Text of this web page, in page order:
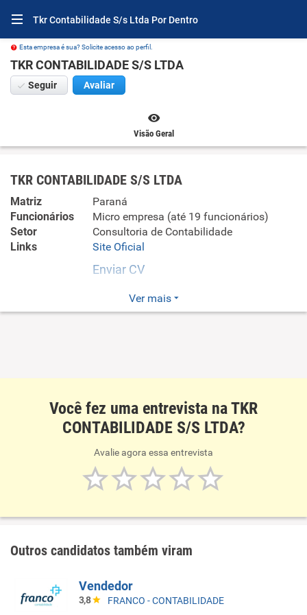
Tkr Contabilidade S/s Ltda Por Dentro
Esta empresa é sua? Solicite acesso ao perfil.
TKR CONTABILIDADE S/S LTDA
Seguir Avaliar
Visão Geral
TKR CONTABILIDADE S/S LTDA
Matriz
Paraná
Funcionários
Micro empresa (até 19 funcionários)
Setor
Consultoria de Contabilidade
Links
Site Oficial
Enviar CV
Empresa no ramo de contabilidade de empresas de médio
porte e contabilidade de grandes condomínios.
Ver mais
Você fez uma entrevista na TKR
CONTABILIDADE S/S LTDA?
Avalie agora essa entrevista
Outros candidatos também viram
Vendedor
3,8 FRANCO - CONTABILIDADE